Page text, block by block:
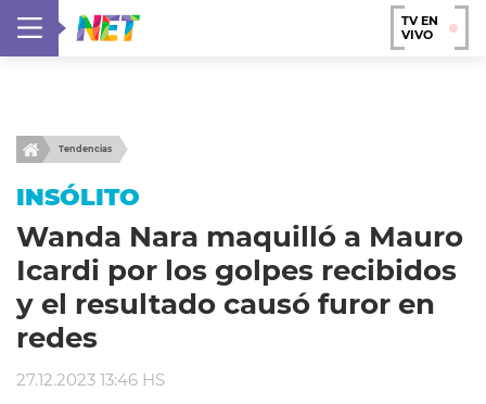
TV EN
VIVO
Tendencias
INSÓLITO
Wanda Nara maquilló a Mauro
Icardi por los golpes recibidos
y el resultado causó furor en
redes
27.12.2023 13:46 HS